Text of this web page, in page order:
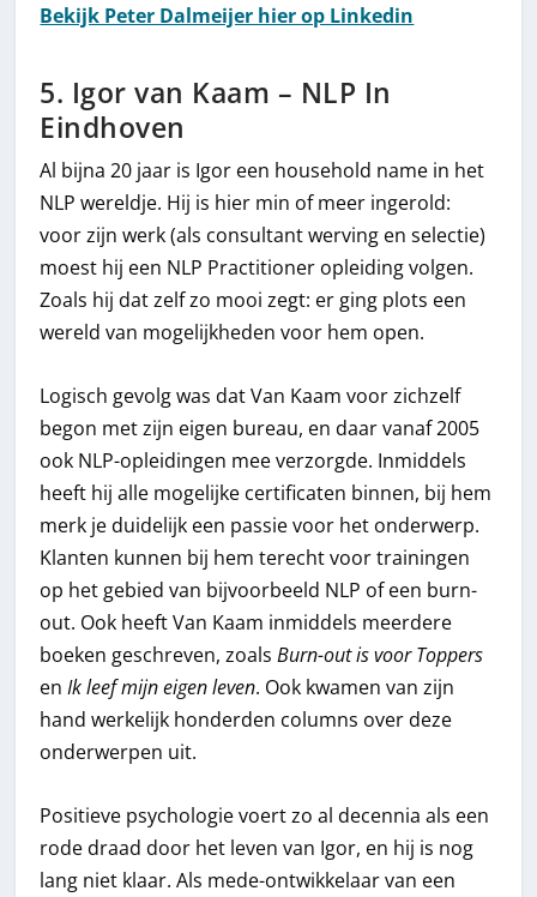
Bekijk Peter Dalmeijer hier op Linkedin
5. Igor van Kaam – NLP In
Eindhoven
Al bijna 20 jaar is Igor een household name in het
NLP wereldje. Hij is hier min of meer ingerold:
voor zijn werk (als consultant werving en selectie)
moest hij een NLP Practitioner opleiding volgen.
Zoals hij dat zelf zo mooi zegt: er ging plots een
wereld van mogelijkheden voor hem open.
Logisch gevolg was dat Van Kaam voor zichzelf
begon met zijn eigen bureau, en daar vanaf 2005
ook NLP-opleidingen mee verzorgde. Inmiddels
heeft hij alle mogelijke certificaten binnen, bij hem
merk je duidelijk een passie voor het onderwerp.
Klanten kunnen bij hem terecht voor trainingen
op het gebied van bijvoorbeeld NLP of een burn-
out. Ook heeft Van Kaam inmiddels meerdere
boeken geschreven, zoalsBurn-out is voor Toppers
enIk leef mijn eigen leven. Ook kwamen van zijn
hand werkelijk honderden columns over deze
onderwerpen uit.
Positieve psychologie voert zo al decennia als een
rode draad door het leven van Igor, en hij is nog
lang niet klaar. Als mede-ontwikkelaar van een